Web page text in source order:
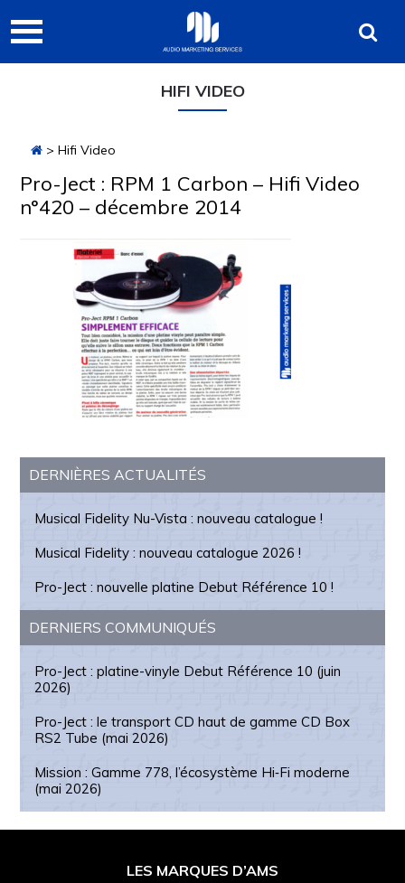
la
au
contenu
la
Audio
Marketing
Services
HIFI VIDEO
> Hifi Video
Pro-Ject : RPM 1 Carbon – Hifi Video
n°420 – décembre 2014
Barre
latérale
principale
DERNIÈRES ACTUALITÉS
Musical Fidelity Nu-Vista : nouveau catalogue !
Musical Fidelity : nouveau catalogue 2026 !
Pro-Ject : nouvelle platine Debut Référence 10 !
DERNIERS COMMUNIQUÉS
Pro-Ject : platine-vinyle Debut Référence 10 (juin
2026)
Pro-Ject : le transport CD haut de gamme CD Box
RS2 Tube (mai 2026)
Mission : Gamme 778, l’écosystème Hi‑Fi moderne
(mai 2026)
LES MARQUES D’AMS